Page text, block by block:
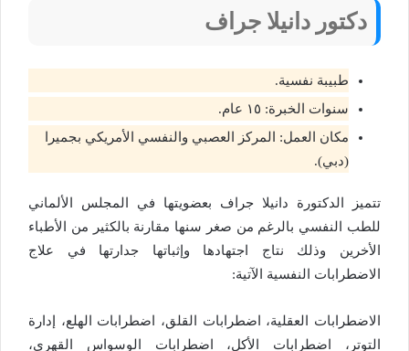
دكتور دانيلا جراف
طبيبة نفسية.
سنوات الخبرة: ١٥ عام.
مكان العمل: المركز العصبي والنفسي الأمريكي بجميرا
(دبي).
تتميز الدكتورة دانيلا جراف بعضويتها في المجلس الألماني
للطب النفسي بالرغم من صغر سنها مقارنة بالكثير من الأطباء
الأخرين وذلك نتاج اجتهادها وإثباتها جدارتها في علاج
الاضطرابات النفسية الآتية:
الاضطرابات العقلية، اضطرابات القلق، اضطرابات الهلع، إدارة
التوتر، اضطرابات الأكل، اضطرابات الوسواس القهري،